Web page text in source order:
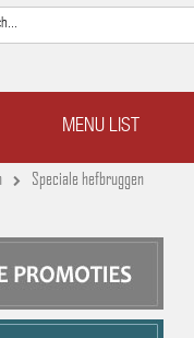
MENU LIST
Speciale hefbruggen